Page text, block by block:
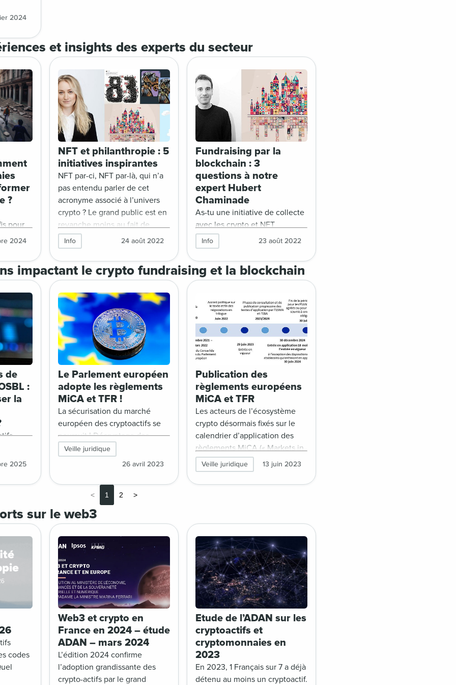
de
à
vous
2024
et insights des experts du secteur
?
pour
et
:
de
2024
NFT et philanthropie : 5
initiatives inspirantes
NFT par-ci, NFT par-là, qui n’a
pas entendu parler de cet
acronyme associé à l’univers
crypto ? Le grand public est en
revanche moins au fait de
l’écosystème qui l’abrite, de
ses acteurs et depuis peu de
ses vertus philanthropiques.
Décryptage et tendances à
philanthropie NFT par Charlène
Petit du podcast FILantropio.
Info 24 août 2022
Fundraising par la
blockchain : 3
questions à notre
expert Hubert
Chaminade
As-tu une initiative de collecte
avec les crypto et NFT
inspirante à nous partager ?
Avec ces nouveaux canaux, la
collecte devient-elle plus
internationale voire globale ?
de ce type de fundraising ?
Info 23 août 2022
impactant le crypto fundraising et la blockchain
de
:
la
et la
2025
Le Parlement européen
adopte les règlements
MiCA et TFR !
La sécurisation du marché
européen des cryptoactifs se
poursuit ! Décryptage des
réglements MiCA et TFR.
Veille juridique
26 avril 2023
Publication des
règlements européens
MiCA et TFR
Les acteurs de l’écosystème
crypto désormais fixés sur le
calendrier d’application des
règlements MiCA (« Markets in
Crypto-Assets ») et TFR
(« Transfer of Funds
Regulation ») !
Veille juridique 13 juin 2023
< 1 2 >
sur le web3
codes
Web3 et crypto en
France en 2024 – étude
ADAN – mars 2024
L’édition 2024 confirme
l’adoption grandissante des
crypto-actifs par le grand
Etude de l’ADAN sur les
cryptoactifs et
cryptomonnaies en
2023
En 2023, 1 Français sur 7 a déjà
détenu au moins un cryptoactif.